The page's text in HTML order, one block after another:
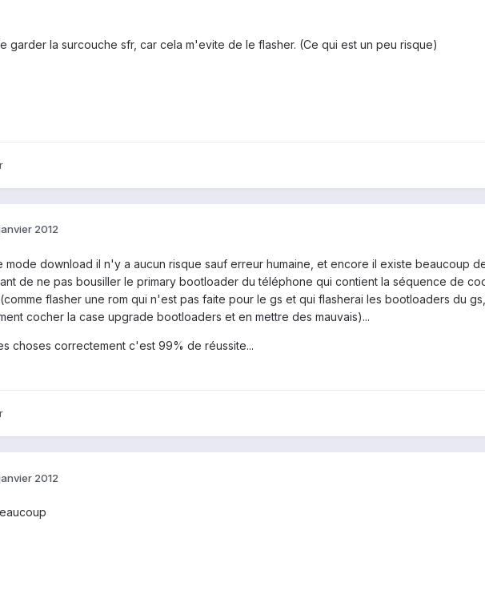
garder la surcouche sfr, car cela m'evite de le flasher. (Ce qui est un peu risque)
2012
mode download il n'y a aucun risque sauf erreur humaine, et encore il existe beaucoup
de ne pas bousiller le primary bootloader du téléphone qui contient la séquence de
flasher une rom qui n'est pas faite pour le gs et qui flasherai les bootloaders du
cocher la case upgrade bootloaders et en mettre des mauvais)...
choses correctement c'est 99% de réussite...
2012